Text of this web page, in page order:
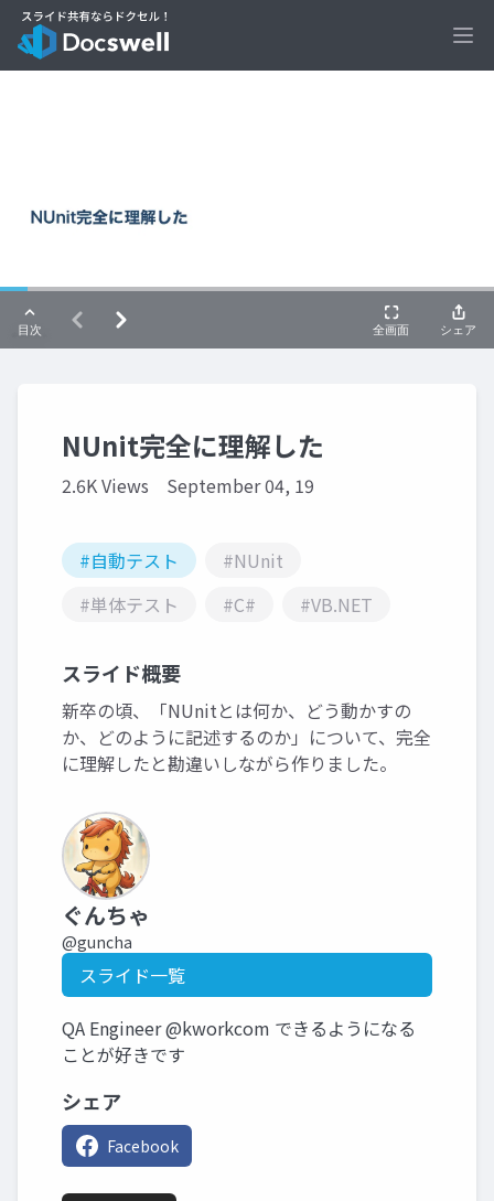
NUnit完全に理解した
2.6K Views September 04, 19
#自動テスト
#NUnit
#単体テスト
#C# #VB.NET
スライド概要
新卒の頃、「NUnitとは何か、どう動かすの
か、どのように記述するのか」について、完全
に理解したと勘違いしながら作りました。
ぐんちゃ
@guncha
スライド一覧
QA Engineer @kworkcom できるようになる
ことが好きです
シェア
Facebook